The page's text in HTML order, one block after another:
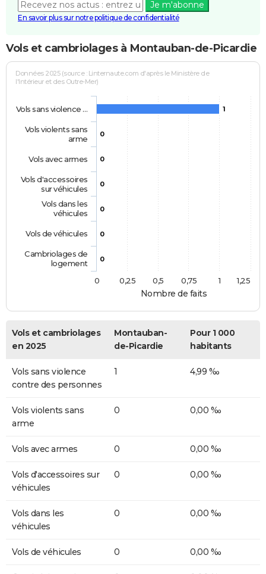
Je m'abonne
En savoir plus sur notre politique de confidentialité
Vols et cambriolages à Montauban-de-Picardie
Nombre de faits
Données 2025 (source : Linternaute.com d'après le Ministère de
l'Intérieur et des Outre-Mer)
1
0
0
0
0
0
0
Vols sans violence …
Vols violents sans
arme
Vols avec armes
Vols d'accessoires
sur véhicules
Vols dans les
véhicules
Vols de véhicules
Cambriolages de
logement
0
1
0,25 0,5 0,75 1,25
Vols et cambriolages
en 2025
Montauban-
de-Picardie
Pour 1 000
habitants
Vols sans violence
contre des personnes
1 4,99 ‰
Vols violents sans
arme
0 0,00 ‰
Vols avec armes 0 0,00 ‰
Vols d'accessoires sur
véhicules
0 0,00 ‰
Vols dans les
véhicules
0 0,00 ‰
Vols de véhicules 0 0,00 ‰